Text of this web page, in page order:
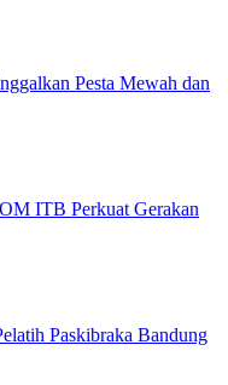
Pesta Mewah dan
ITB Perkuat Gerakan
Paskibraka Bandung